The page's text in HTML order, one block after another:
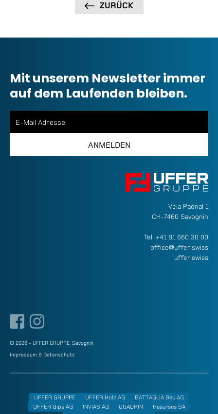
ZURÜCK
Mit unserem Newsletter immer
auf dem Laufenden bleiben.
Veia Padnal 1
CH-7460 Savognin
Tel. +41 81 660 30 00
office@uffer.swiss
uffer.swiss
© 2026 - UFFER GRUPPE, Savognin
Impressum & Datenschutz
UFFER GRUPPE UFFER Holz AG
BATTAGLIA Bau AG
UFFER Gips AG
INVIAS AG QUADRIN
Resurses SA